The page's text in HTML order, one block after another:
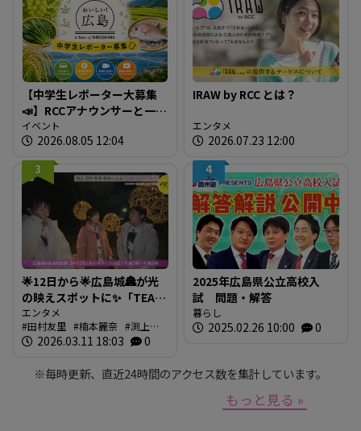
【中学生レポーター大募集
📣】RCCアナウンサーと一緒
に「広島の食」の現場を取
材しよう！
イベント
2026.08.05 12:04
IRAW by RCC とは？
エンタメ
2026.07.23 12:00
3
🌟12日から🌟広島城🏯が光
の映えスポットに✨「TEAM
SHIRO」始動
❗【BUTSUBUTSU2】
エンタメ
田村友里
楠本麗奈
渕上沙
紀
新本穂乃佳 イマナマ
2026.03.11 18:03 0
4
2025年広島県公立高校入
試 問題・解答
暮らし
2025.02.26 10:00 0
※毎時更新、直近24時間のアクセス数を集計しています。
もっと見る »